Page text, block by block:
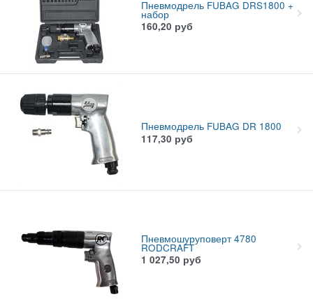
Пневмодрель FUBAG DRS1800 +
набор
160,20 руб
Пневмодрель FUBAG DR 1800
117,30 руб
Пневмошуруповерт 4780
RODCRAFT
1 027,50 руб